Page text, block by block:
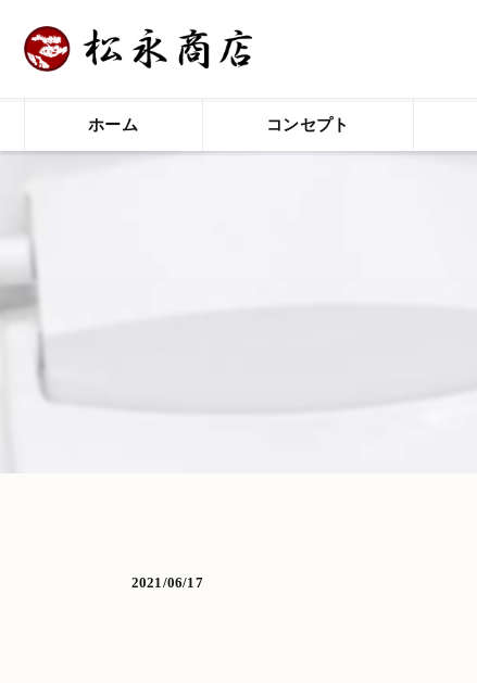
ホーム コンセプト
2021/06/17